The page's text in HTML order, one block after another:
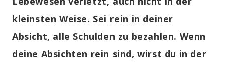
kleinsten Weise. Sei rein in deiner
Absicht, alle Schulden zu bezahlen. Wenn
deine Absichten rein sind, wirst du in der